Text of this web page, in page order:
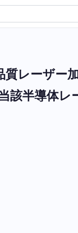
質レーザー
該半導体レ